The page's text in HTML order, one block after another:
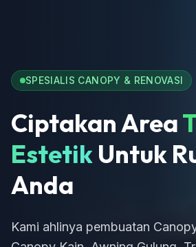
SPESIALIS CANOPY & RENOVASI
Ciptakan Area
Estetik Untuk
Anda
Kami ahlinya pembuatan